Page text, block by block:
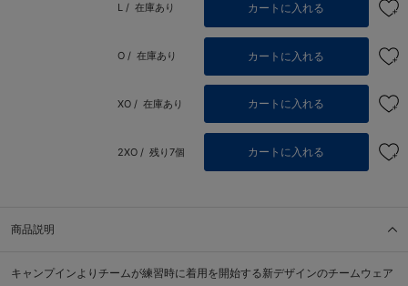
L / 在庫あり カートに入れる
O / 在庫あり カートに入れる
XO / 在庫あり カートに入れる
2XO / 残り7個 カートに入れる
商品説明
キャンプインよりチームが練習時に着用を開始する新デザインのチームウェア